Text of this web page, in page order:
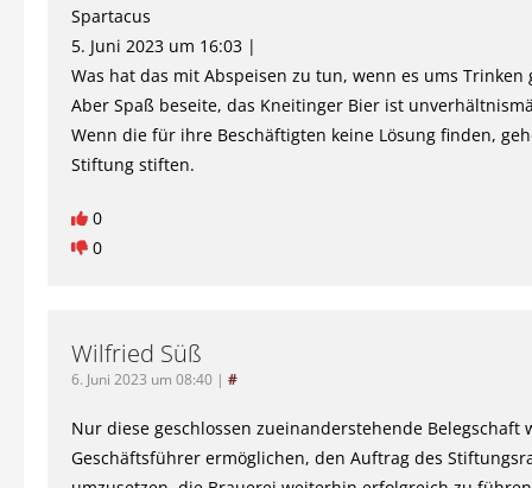
Spartacus
5. Juni 2023 um 16:03 |
Was hat das mit Abspeisen zu tun, wenn es ums Trinken
Aber Spaß beseite, das Kneitinger Bier ist
Wenn die für ihre Beschäftigten keine Lösung finden,
Stiftung stiften.
0
0
Wilfried Süß
6. Juni 2023 um 08:40 | #
Nur diese geschlossen zueinanderstehende Belegschaft
Geschäftsführer ermöglichen, den Auftrag des